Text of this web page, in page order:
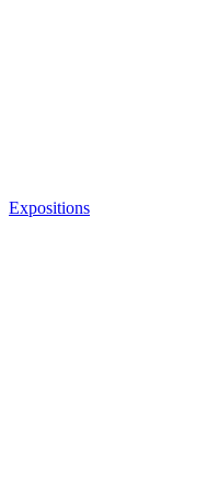
Expositions